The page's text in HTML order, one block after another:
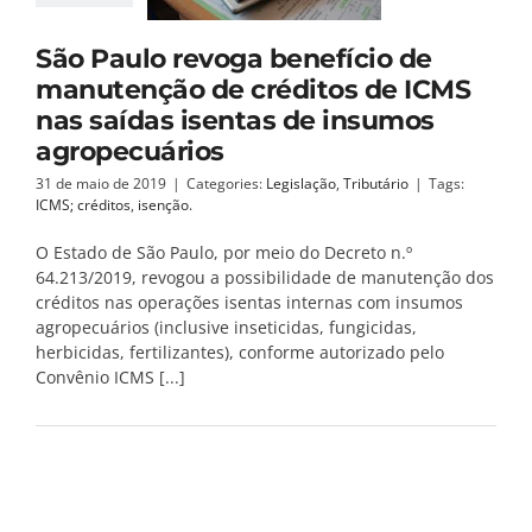
São Paulo revoga benefício de
manutenção de créditos de ICMS
nas saídas isentas de insumos
agropecuários
31 de maio de 2019 | Categories: Legislação, Tributário | Tags:
ICMS; créditos, isenção.
O Estado de São Paulo, por meio do Decreto n.º
64.213/2019, revogou a possibilidade de manutenção dos
créditos nas operações isentas internas com insumos
agropecuários (inclusive inseticidas, fungicidas,
herbicidas, fertilizantes), conforme autorizado pelo
Convênio ICMS [...]